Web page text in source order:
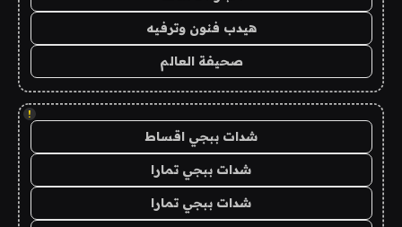
هيدب فنون وترفيه
صحيفة العالم
!
شدات ببجي اقساط
شدات ببجي تمارا
شدات ببجي تمارا